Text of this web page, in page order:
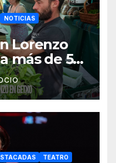
NOTICIAS
Lorenzo
más de 50
Vasco
TEATRO